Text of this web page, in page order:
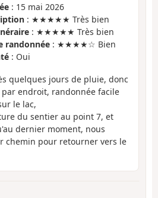
: 15 mai 2026
: ★★★★★ Très bien
: ★★★★★ Très bien
randonnée : ★★★★☆ Bien
: Oui
quelques jours de pluie, donc
endroit, randonnée facile
le lac,
du sentier au point 7, et
dernier moment, nous
chemin pour retourner vers le